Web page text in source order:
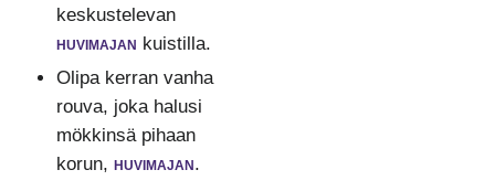
keskustelevan
huvimajan kuistilla.
Olipa kerran vanha
rouva, joka halusi
mökkinsä pihaan
korun, huvimajan.